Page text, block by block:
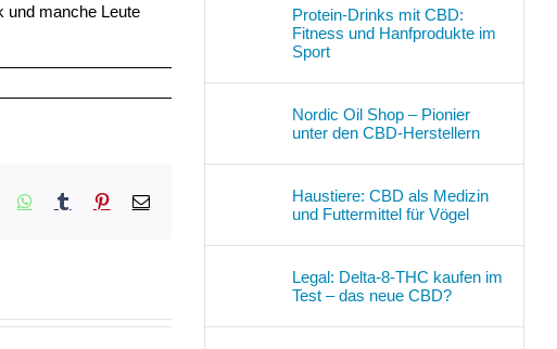
und manche Leute
WhatsApp
TumblrPinterest
E-
Protein-Drinks mit CBD:
Fitness und Hanfprodukte im
Sport
Nordic Oil Shop – Pionier
unter den CBD-Herstellern
Haustiere: CBD als Medizin
und Futtermittel für Vögel
Legal: Delta-8-THC kaufen im
Test – das neue CBD?